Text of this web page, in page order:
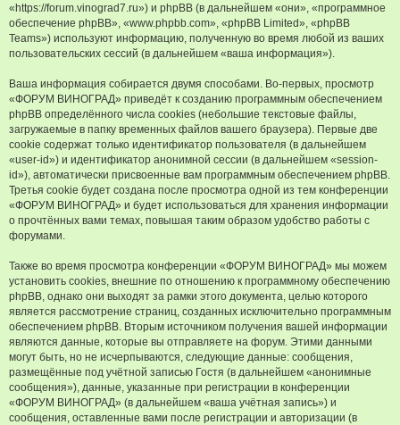
«https://forum.vinograd7.ru») и phpBB (в дальнейшем «они», «программное
обеспечение phpBB», «www.phpbb.com», «phpBB Limited», «phpBB
Teams») используют информацию, полученную во время любой из ваших
пользовательских сессий (в дальнейшем «ваша информация»).
Ваша информация собирается двумя способами. Во-первых, просмотр
«ФОРУМ ВИНОГРАД» приведёт к созданию программным обеспечением
phpBB определённого числа cookies (небольшие текстовые файлы,
загружаемые в папку временных файлов вашего браузера). Первые две
cookie содержат только идентификатор пользователя (в дальнейшем
«user-id») и идентификатор анонимной сессии (в дальнейшем «session-
id»), автоматически присвоенные вам программным обеспечением phpBB.
Третья cookie будет создана после просмотра одной из тем конференции
«ФОРУМ ВИНОГРАД» и будет использоваться для хранения информации
о прочтённых вами темах, повышая таким образом удобство работы с
форумами.
Также во время просмотра конференции «ФОРУМ ВИНОГРАД» мы можем
установить cookies, внешние по отношению к программному обеспечению
phpBB, однако они выходят за рамки этого документа, целью которого
является рассмотрение страниц, созданных исключительно программным
обеспечением phpBB. Вторым источником получения вашей информации
являются данные, которые вы отправляете на форум. Этими данными
могут быть, но не исчерпываются, следующие данные: сообщения,
размещённые под учётной записью Гостя (в дальнейшем «анонимные
сообщения»), данные, указанные при регистрации в конференции
«ФОРУМ ВИНОГРАД» (в дальнейшем «ваша учётная запись») и
сообщения, оставленные вами после регистрации и авторизации (в